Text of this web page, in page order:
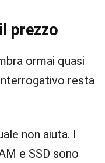
prezzo
ormai quasi
resta
non aiuta. I
e SSD sono